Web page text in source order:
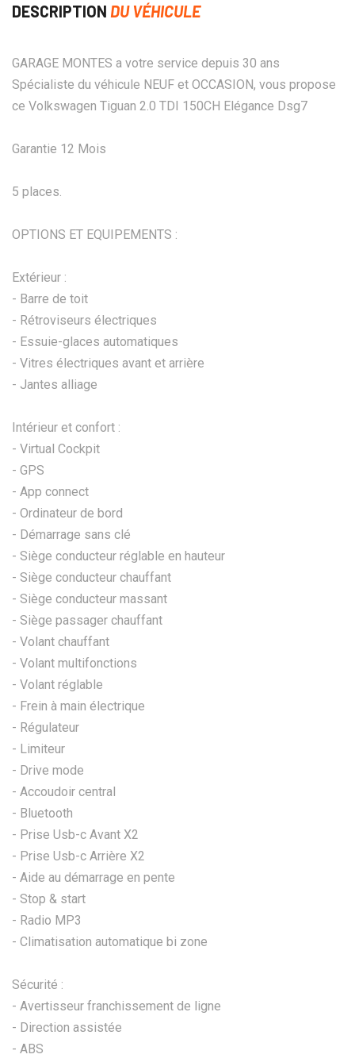
DESCRIPTION DU VÉHICULE
GARAGE MONTES a votre service depuis 30 ans
Spécialiste du véhicule NEUF et OCCASION, vous propose
ce Volkswagen Tiguan 2.0 TDI 150CH Elégance Dsg7
Garantie 12 Mois
5 places.
OPTIONS ET EQUIPEMENTS :
Extérieur :
- Barre de toit
- Rétroviseurs électriques
- Essuie-glaces automatiques
- Vitres électriques avant et arrière
- Jantes alliage
Intérieur et confort :
- Virtual Cockpit
- GPS
- App connect
- Ordinateur de bord
- Démarrage sans clé
- Siège conducteur réglable en hauteur
- Siège conducteur chauffant
- Siège conducteur massant
- Siège passager chauffant
- Volant chauffant
- Volant multifonctions
- Volant réglable
- Frein à main électrique
- Régulateur
- Limiteur
- Drive mode
- Accoudoir central
- Bluetooth
- Prise Usb-c Avant X2
- Prise Usb-c Arrière X2
- Aide au démarrage en pente
- Stop & start
- Radio MP3
- Climatisation automatique bi zone
Sécurité :
- Avertisseur franchissement de ligne
- Direction assistée
- ABS